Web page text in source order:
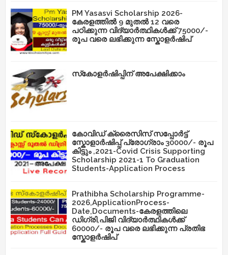
PM Yasasvi Scholarship 2026-
കേരളത്തിൽ 9 മുതൽ 12 വരെ
പഠിക്കുന്ന വിദ്യാർത്ഥികൾക്ക് 75000/-
രൂപ വരെ ലഭിക്കുന്ന സ്കോളർഷിപ്
സ്‌കോളർഷിപ്പിന് അപേക്ഷിക്കാം
കോവിഡ് ക്രൈസിസ് സപ്പോർട്ട്
സ്കോളാർഷിപ്പ് പ്രോഗ്രാം 30000/- രൂപ
കിട്ടും ,2021-Covid Crisis Supporting
Scholarship 2021-1 To Graduation
Students-Application Process
Prathibha Scholarship Programme-
2026,ApplicationProcess-
Date,Documents-കേരളത്തിലെ
ഡിഗ്രി,പിജി വിദ്യാർത്ഥികൾക്ക്
60000/- രൂപ വരെ ലഭിക്കുന്ന പ്രതിഭ
സ്കോളർഷിപ്